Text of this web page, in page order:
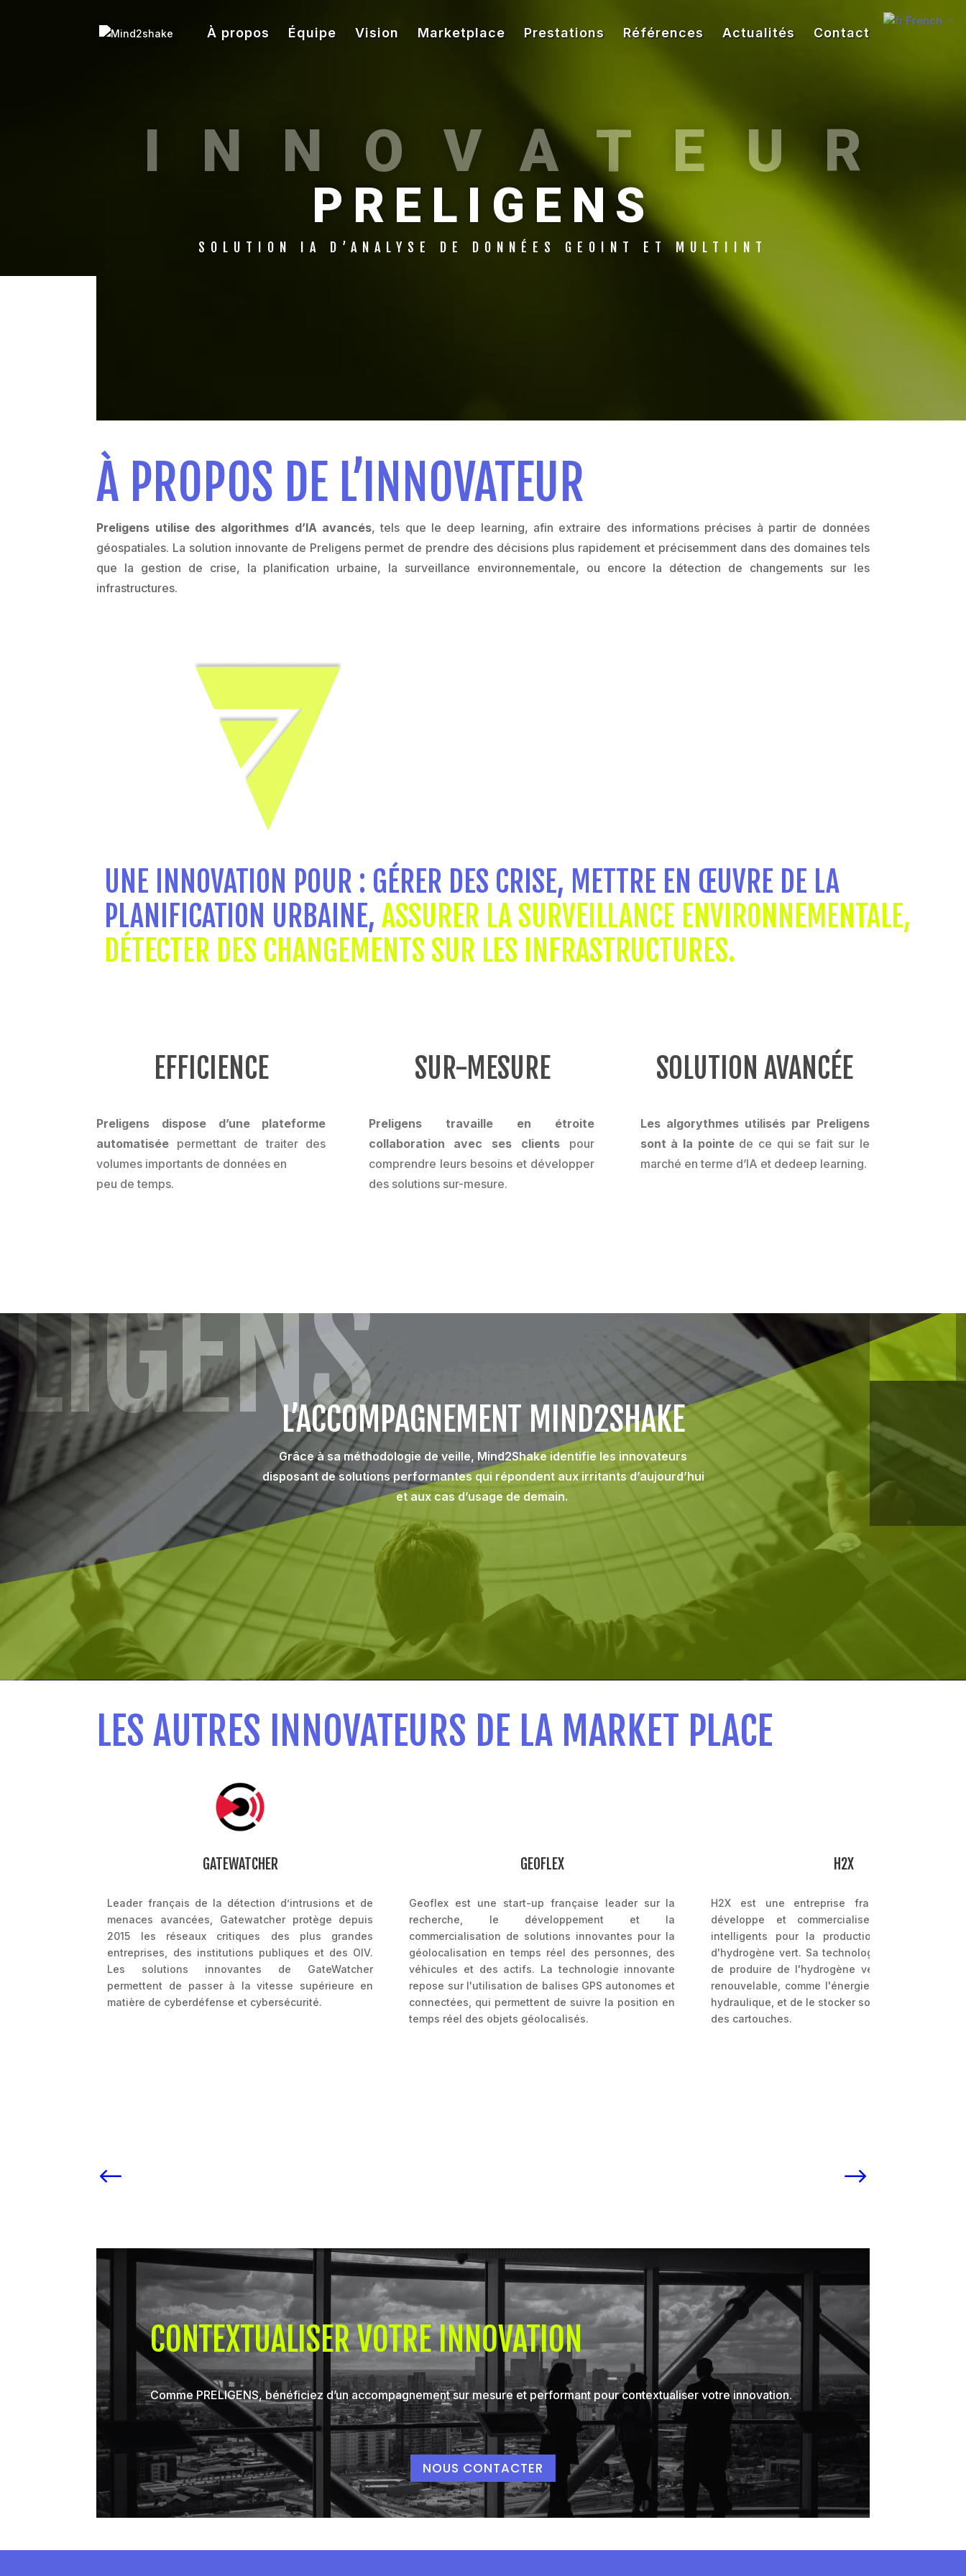
À propos Équipe Vision Marketplace Prestations Références Actualités Contact
INNOVATEUR
PRELIGENS
SOLUTION IA D’ANALYSE DE DONNÉES GEOINT ET MULTIINT
À PROPOS DE L’INNOVATEUR
Preligens utilise des algorithmes d’IA avancés, tels que le deep learning, afin extraire des informations précises à partir de données
géospatiales. La solution innovante de Preligens permet de prendre des décisions plus rapidement et précisemment dans des domaines tels
que la gestion de crise, la planification urbaine, la surveillance environnementale, ou encore la détection de changements sur les
infrastructures.
UNE INNOVATION POUR : GÉRER DES CRISE, METTRE EN ŒUVRE DE LA
PLANIFICATION URBAINE, ASSURER LA SURVEILLANCE ENVIRONNEMENTALE,
DÉTECTER DES CHANGEMENTS SUR LES INFRASTRUCTURES.
EFFICIENCE
Preligens dispose d’une plateforme
automatisée permettant de traiter des
volumes importants de données en
peu de temps.
SUR-MESURE
Preligens travaille en étroite
collaboration avec ses clients pour
comprendre leurs besoins et développer
des solutions sur-mesure.
SOLUTION AVANCÉE
Les algorythmes utilisés par Preligens
sont à la pointede ce qui se fait sur le
marché en terme d’IA et dedeep learning.
L’ACCOMPAGNEMENT MIND2SHAKE
Grâce à sa méthodologie de veille, Mind2Shake identifie les innovateurs
disposant de solutions performantes qui répondent aux irritants d’aujourd’hui
et aux cas d’usage de demain.
LES AUTRES INNOVATEURS DE LA MARKET PLACE
GATEWATCHER
Leader français de la détection d’intrusions et de
menaces avancées, Gatewatcher protège depuis
2015 les réseaux critiques des plus grandes
entreprises, des institutions publiques et des OIV.
Les solutions innovantes de GateWatcher
permettent de passer à la vitesse supérieure en
matière de cyberdéfense et cybersécurité.
GEOFLEX
Geoflex est une start-up française leader sur la
recherche, le développement et la
commercialisation de solutions innovantes pour la
géolocalisation en temps réel des personnes, des
véhicules et des actifs. La technologie innovante
repose sur l'utilisation de balises GPS autonomes et
connectées, qui permettent de suivre la position en
temps réel des objets géolocalisés.
H2X
H2X est une entreprise française qui
développe et commercialise des
intelligents pour la production et la
d'hydrogène vert. Sa technologie innovante
de produire de l'hydrogène vert à partir
renouvelable, comme l'énergie solaire, éolienne
hydraulique, et de le stocker sous forme solide
des cartouches.
CONTEXTUALISER VOTRE INNOVATION
Comme PRELIGENS, bénéficiez d’un accompagnement sur mesure et performant pour contextualiser votre innovation.
NOUS CONTACTER
French ▼